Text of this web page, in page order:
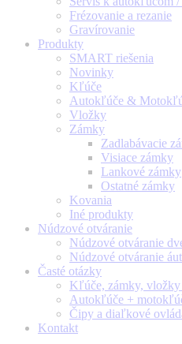
Frézovanie a rezanie
Gravírovanie
Produkty
SMART riešenia
Novinky
Kľúče
Autokľúče &
Vložky
Zámky
Zadlabávacie
Visiace zámky
Lankové zámky
Ostatné zámky
Kovania
Iné produkty
Núdzové otváranie
Núdzové otváranie
Núdzové otváranie áut
Časté otázky
Kľúče, zámky, vložky
Autokľúče +
Čipy a diaľkové
Kontakt